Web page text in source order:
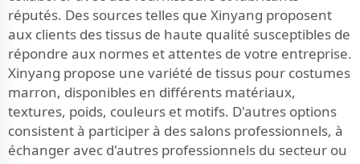
réputés. Des sources telles que Xinyang proposent
aux clients des tissus de haute qualité susceptibles de
répondre aux normes et attentes de votre entreprise.
Xinyang propose une variété de tissus pour costumes
marron, disponibles en différents matériaux,
textures, poids, couleurs et motifs. D'autres options
consistent à participer à des salons professionnels, à
échanger avec d'autres professionnels du secteur ou